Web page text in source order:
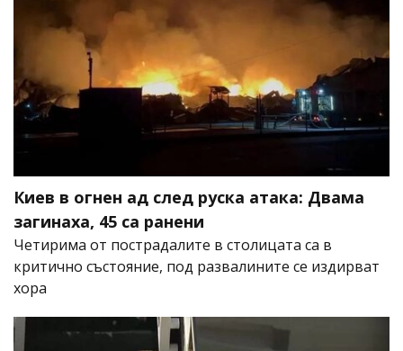
Киев в огнен ад след руска атака: Двама
загинаха, 45 са ранени
Четирима от пострадалите в столицата са в
критично състояние, под развалините се издирват
хора